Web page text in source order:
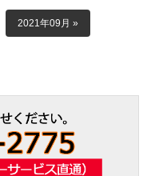
2021年09月 »